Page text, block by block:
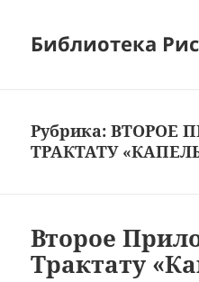
Библиотека
Рубрика:ВТОРОЕ
ТРАКТАТУ
Второе
Трактату